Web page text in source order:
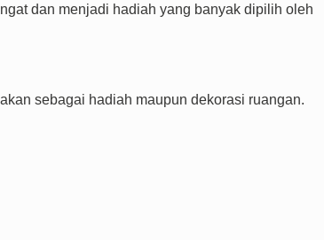
dan menjadi hadiah yang banyak dipilih oleh
sebagai hadiah maupun dekorasi ruangan.